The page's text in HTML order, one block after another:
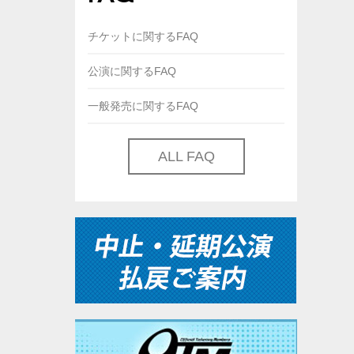
チケットに関するFAQ
公演に関するFAQ
一般発売に関するFAQ
ALL FAQ